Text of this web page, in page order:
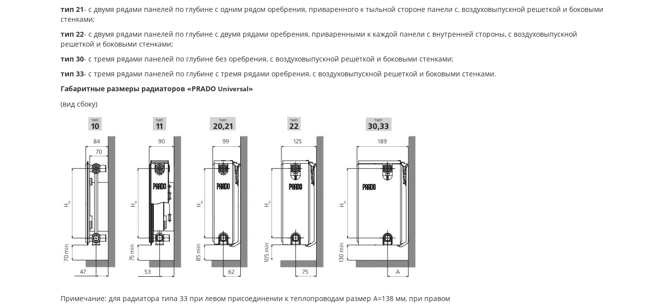
тип 21- с двумя рядами панелей по глубине с одним рядом оребрения, приваренного к тыльной стороне панели с, воздуховыпускной решеткой и боковыми
стенками;
тип 22- с двумя рядами панелей по глубине с двумя рядами оребрения, приваренными к каждой панели с внутренней стороны, с воздуховыпускной
решеткой и боковыми стенками;
тип 30- с тремя рядами панелей по глубине без оребрения, с воздуховыпускной решеткой и боковыми стенками;
тип 33- с тремя рядами панелей по глубине с тремя рядами оребрения, с воздуховыпускной решеткой и боковыми стенками.
Габаритные размеры радиаторов «PRADO Universal»
(вид сбоку)
Примечание: для радиатора типа 33 при левом присоединении к теплопроводам размер А=138 мм, при правом